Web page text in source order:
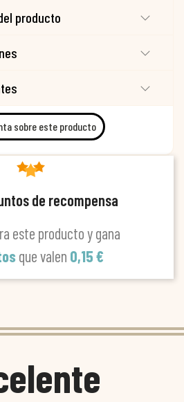
producto
sobre este producto
de recompensa
este producto y gana
que valen 0,15 €